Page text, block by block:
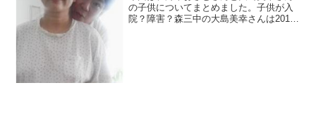
の子供についてまとめました。子供が入
院？障害？森三中の大島美幸さんは2015